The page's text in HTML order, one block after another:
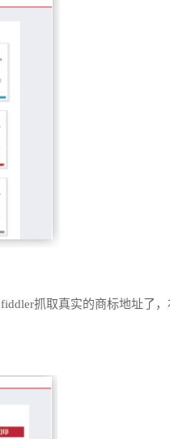
fiddler抓取真实的商标地址了